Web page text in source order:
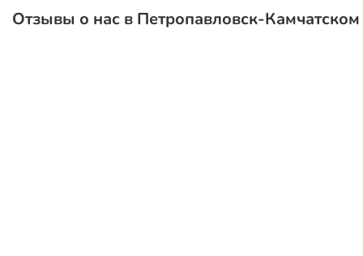
Отзывы о нас в Петропавловск-Камчатском